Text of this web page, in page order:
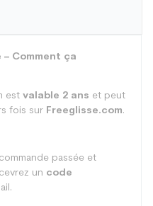
Comment ça
est valable 2 ans et peut
fois sur Freeglisse.com.
passée et
un code